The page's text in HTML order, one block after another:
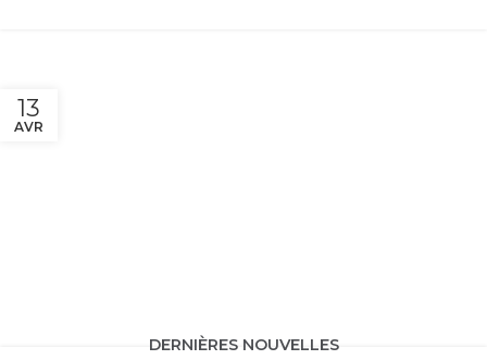
13
AVR
DERNIÈRES NOUVELLES